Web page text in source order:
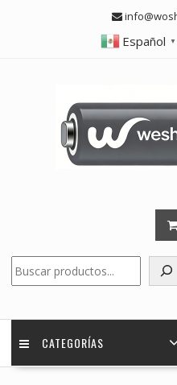
Español ▼
CATEGORÍAS